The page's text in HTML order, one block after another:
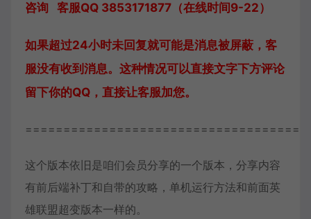
咨询 客服QQ 3853171877（在线时间9-22）
如果超过24小时未回复就可能是消息被屏蔽，客
服没有收到消息。这种情况可以直接文字下方评论
留下你的QQ，直接让客服加您。
这个版本依旧是咱们会员分享的一个版本，分享内容
有前后端补丁和自带的攻略，单机运行方法和前面英
雄联盟超变版本一样的。